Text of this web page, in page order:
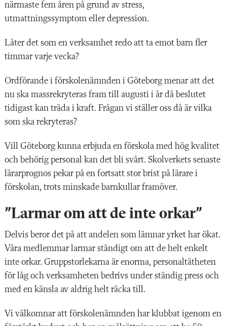
närmaste fem åren på grund av stress,
utmattningssymptom eller depression.
Låter det som en verksamhet redo att ta emot barn fler
timmar varje vecka?
Ordförande i förskolenämnden i Göteborg menar att det
nu ska massrekryteras fram till augusti i år då beslutet
tidigast kan träda i kraft. Frågan vi ställer oss då är vilka
som ska rekryteras?
Vill Göteborg kunna erbjuda en förskola med hög kvalitet
och behörig personal kan det bli svårt. Skolverkets senaste
lärarprognos pekar på en fortsatt stor brist på lärare i
förskolan, trots minskade barnkullar framöver.
”Larmar om att de inte orkar”
Delvis beror det på att andelen som lämnar yrket har ökat.
Våra medlemmar larmar ständigt om att de helt enkelt
inte orkar. Gruppstorlekarna är enorma, personaltätheten
för låg och verksamheten bedrivs under ständig press och
med en känsla av aldrig helt räcka till.
Vi välkomnar att förskolenämnden har klubbat igenom en